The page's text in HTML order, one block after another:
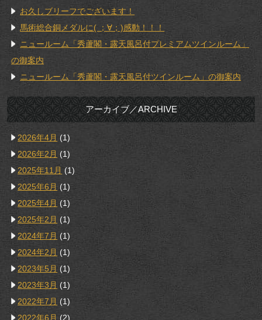
お久しブリーフでございます！
馬術総合銅メダルに( ；∀；)感動！！！
ニュールーム「秀蘆閣・露天風呂付プレミアムツインルーム」
の御案内
ニュールーム「秀蘆閣・露天風呂付ツインルーム」の御案内
アーカイブ／ARCHIVE
2026年4月 (1)
2026年2月 (1)
2025年11月 (1)
2025年6月 (1)
2025年4月 (1)
2025年2月 (1)
2024年7月 (1)
2024年2月 (1)
2023年5月 (1)
2023年3月 (1)
2022年7月 (1)
2022年6月 (2)